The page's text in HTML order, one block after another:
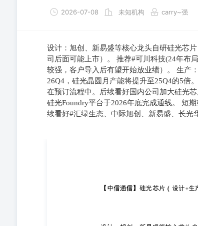
2026-07-08 未知机构 carry~强
设计：旭创、新易盛等核心龙头自研硅光芯
司后面可能上市）。 推荐#可川科技(24年布
较强，客户导入后有望开始放业绩）。 生产
26Q4，硅光晶圆月产能将提升至25Q4的5倍
在预订流程中。后续看好国内公司加大硅光
硅光Foundry平台于2026年底完成通线。 短
续看好#汇绿生态、中际旭创、新易盛、长光
芯较领先，子公司苏州星钥的8英寸硅光